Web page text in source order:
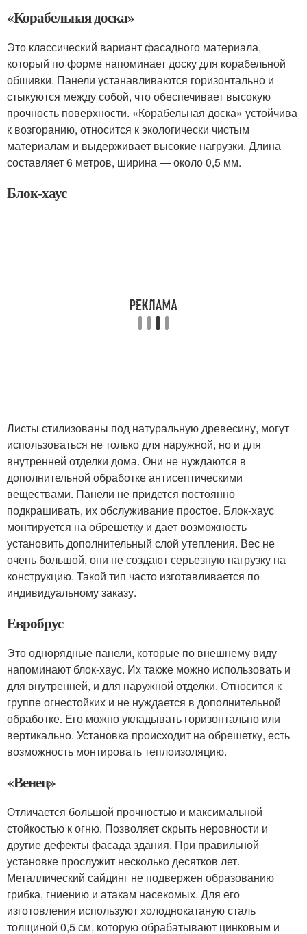
«Корабельная доска»
Это классический вариант фасадного материала,
который по форме напоминает доску для корабельной
обшивки. Панели устанавливаются горизонтально и
стыкуются между собой, что обеспечивает высокую
прочность поверхности. «Корабельная доска» устойчива
к возгоранию, относится к экологически чистым
материалам и выдерживает высокие нагрузки. Длина
составляет 6 метров, ширина — около 0,5 мм.
Блок-хаус
Листы стилизованы под натуральную древесину, могут
использоваться не только для наружной, но и для
внутренней отделки дома. Они не нуждаются в
дополнительной обработке антисептическими
веществами. Панели не придется постоянно
подкрашивать, их обслуживание простое. Блок-хаус
монтируется на обрешетку и дает возможность
установить дополнительный слой утепления. Вес не
очень большой, они не создают серьезную нагрузку на
конструкцию. Такой тип часто изготавливается по
индивидуальному заказу.
Евробрус
Это однорядные панели, которые по внешнему виду
напоминают блок-хаус. Их также можно использовать и
для внутренней, и для наружной отделки. Относится к
группе огнестойких и не нуждается в дополнительной
обработке. Его можно укладывать горизонтально или
вертикально. Установка происходит на обрешетку, есть
возможность монтировать теплоизоляцию.
«Венец»
Отличается большой прочностью и максимальной
стойкостью к огню. Позволяет скрыть неровности и
другие дефекты фасада здания. При правильной
установке прослужит несколько десятков лет.
Металлический сайдинг не подвержен образованию
грибка, гниению и атакам насекомых. Для его
изготовления используют холоднокатаную сталь
толщиной 0,5 см, которую обрабатывают цинковым и